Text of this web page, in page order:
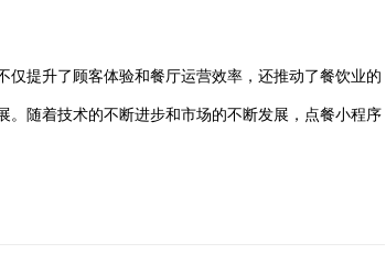
提升了顾客体验和餐厅运营效率，还推动了餐饮业的
随着技术的不断进步和市场的不断发展，点餐小程序